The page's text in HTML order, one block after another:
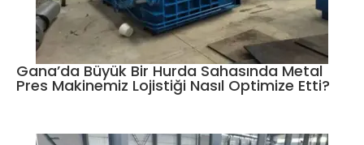
Gana’da Büyük Bir Hurda Sahasında Metal
Pres Makinemiz Lojistiği Nasıl Optimize Etti?